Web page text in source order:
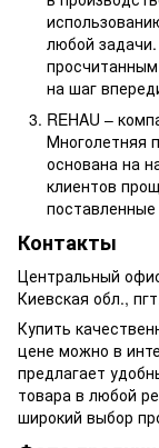
любой
на шаг
REHAU –
Многолетняя
основана на
клиентов
Контакты
Центральный
Киевская обл.,
Купить
цене можно в
предлагает
товара в любой
широкий выбор